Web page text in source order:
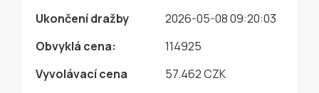
Ukončení dražby
2026-05-08 09:20:03
Obvyklá cena:
114925
Vyvolávací cena
57.462 CZK